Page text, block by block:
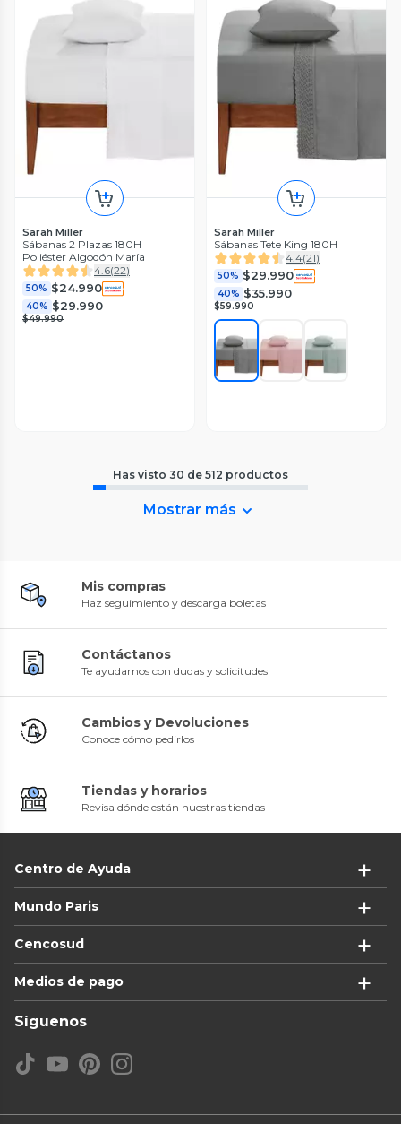
Sarah Miller
Sábanas 2 Plazas 180H
Poliéster Algodón María
4.6(22)
50% $24.990
40% $29.990
$49.990
Sarah Miller
Sábanas Tete King 180H
4.4(21)
50% $29.990
40% $35.990
$59.990
Has visto 30 de 512 productos
Mostrar más
Mis compras
Haz seguimiento y descarga boletas
Contáctanos
Te ayudamos con dudas y solicitudes
Cambios y Devoluciones
Conoce cómo pedirlos
Tiendas y horarios
Revisa dónde están nuestras tiendas
Centro de Ayuda
Mundo Paris
Cencosud
Medios de pago
Síguenos